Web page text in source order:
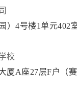
）4号楼1单元402
校
厦A座27层F户（